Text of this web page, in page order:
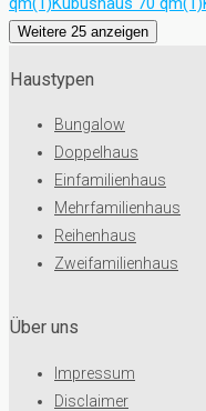
Weitere 25 anzeigen
Haustypen
Bungalow
Doppelhaus
Einfamilienhaus
Mehrfamilienhaus
Reihenhaus
Zweifamilienhaus
Über uns
Impressum
Disclaimer